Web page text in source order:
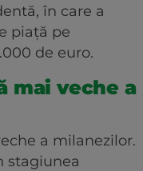
în care a
piață pe
de euro.
mai veche a
a milanezilor.
stagiunea